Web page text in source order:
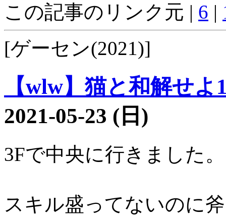
この記事のリンク元 | 6 |
[ゲーセン(2021)]
【wlw】猫と和解せ
2021-05-23 (日)
3Fで中央に行きました。
スキル盛ってないのに